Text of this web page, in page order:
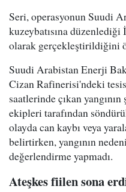
Seri, operasyonun Suudi
kuzeybatısına
olarak gerçekleştirildiğini
Suudi Arabistan Enerji
Cizan Rafinerisi'ndeki
saatlerinde çıkan
ekipleri tarafından
olayda can kaybı veya
belirtirken, yangının
değerlendirme yapmadı.
Ateşkes fiilen sona